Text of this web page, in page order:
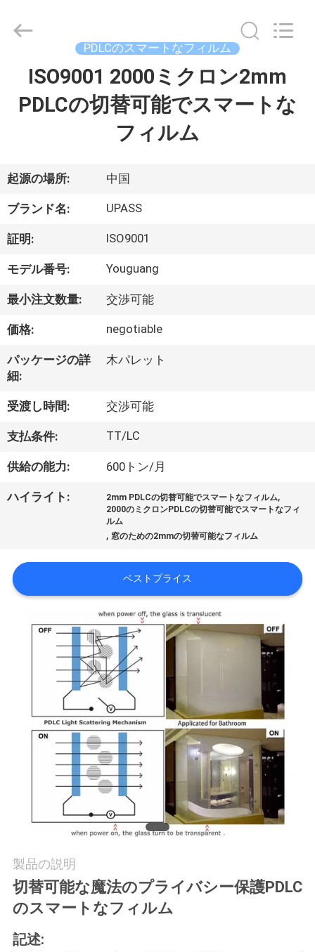
ー
製
品
ビ
デ
VR
シ
ョ
ー
私
に
質
管
理
supplier.
Copyright
Technology
(Shanghai)
PDLCのスマートなフィルム
ISO9001 2000ミクロン2mm
PDLCの切替可能でスマートな
フィルム
起源の場所: 中国
ブランド名: UPASS
証明: ISO9001
モデル番号: Youguang
最小注文数量: 交渉可能
価格: negotiable
パッケージの詳
細:
木パレット
受渡し時間: 交渉可能
支払条件: TT/LC
供給の能力: 600トン/月
ハイライト: 2mm PDLCの切替可能でスマートなフィルム,
2000のミクロンPDLCの切替可能でスマートなフィ
ルム
,窓のための2mmの切替可能なフィルム
ベストプライス
製品の説明
切替可能な魔法のプライバシー保護PDLC
のスマートなフィルム
記述: